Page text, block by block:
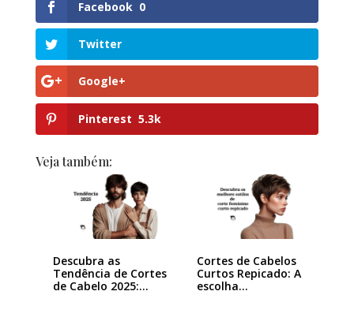
Facebook 0
Twitter
Google+
Pinterest 5.3k
Veja também:
Descubra as
Tendência de Cortes
de Cabelo 2025:…
Cortes de Cabelos
Curtos Repicado: A
escolha…